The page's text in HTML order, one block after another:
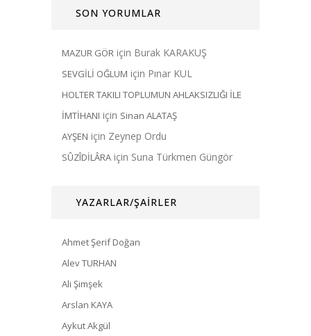
SON YORUMLAR
MAZUR GÖR için Burak KARAKUŞ
SEVGİLİ OĞLUM için Pınar KUL
HOLTER TAKILI TOPLUMUN AHLAKSIZLIĞI İLE
İMTİHANI için Sinan ALATAŞ
AYŞEN için Zeynep Ordu
SÛZÎDİLÂRA için Suna Türkmen Güngör
YAZARLAR/ŞAİRLER
Ahmet Şerif Doğan
Alev TURHAN
Ali Şimşek
Arslan KAYA
Aykut Akgül